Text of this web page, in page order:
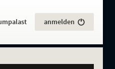
anmelden